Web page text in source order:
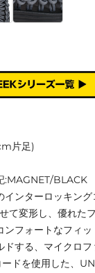
片足)
:MAGNET/BLACK
インターロッキン
て変形し、優れた
ンフォートなフィ
ドする、マイクロ
ドを使用した、